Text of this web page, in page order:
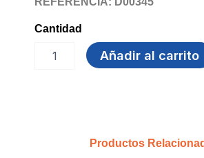
Cantidad
PIZZA
Añadir al carrito
Productos